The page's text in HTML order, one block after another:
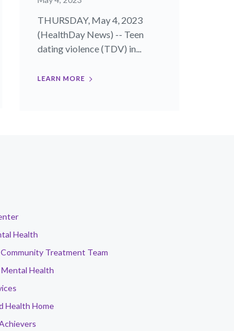
THURSDAY, May 4, 2023
(HealthDay News) -- Teen
dating violence (TDV) in...
LEARN MORE
Health
Treatment Team
Mental Health
Health Home